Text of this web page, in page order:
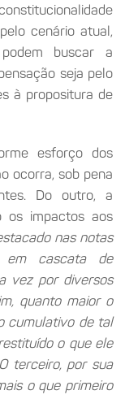
cenário atual,
buscar a
seja pelo
à propositura de
esforço dos
ocorra, sob pena
Do outro, a
os impactos aos
nas notas
em cascata de
vez por diversos
quanto maior o
cumulativo de tal
o que ele
terceiro, por sua
o que primeiro